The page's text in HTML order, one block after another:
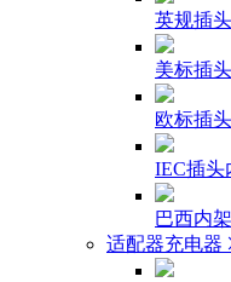
英规插
美标插
欧标插
IEC插头
巴西内架
适配器充电器